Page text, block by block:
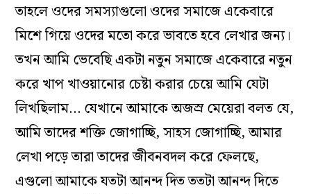
তাহলেওদেরসমস্যাগুলোওদেরসমাজেএকেবারে
মিশেগিয়েওদেরমতোকরেভাবতেহবেলেখারজন্য।
তখনআমিভেবেছিএকটানতুনসমাজেএকেবারেনতুন
করেখাপখাওয়ানোরচেষ্টাকরারচেয়েআমিযেটা
লিখছিলাম… যেখানেআমাকেঅজস্রমেয়েরাবলতযে,
আমিতাদেরশক্তিজোগাচ্ছি, সাহসজোগাচ্ছি,আমার
লেখাপড়েতারাতাদেরজীবনবদলকরেফেলছে,
এগুলোআমাকেযতটাআনন্দদিতততটাআনন্দদিতে